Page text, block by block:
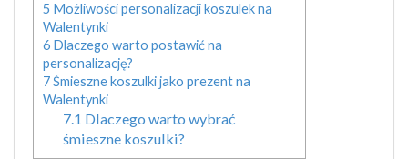
5 Możliwości personalizacji koszulek na
Walentynki
6 Dlaczego warto postawić na
personalizację?
7Śmieszne koszulki jako prezent na
Walentynki
7.1 Dlaczego warto wybrać
śmieszne koszulki?